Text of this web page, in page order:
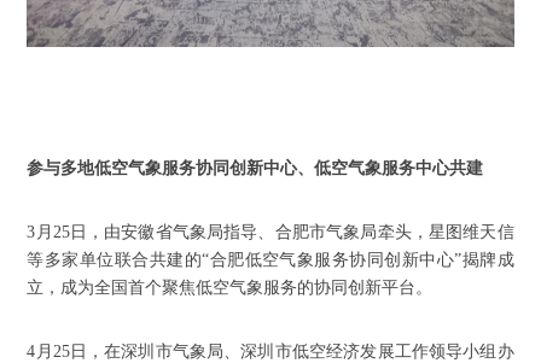
参与多地低空气象服务协同创新中心、低空气象服务中心共建
3月25日，由安徽省气象局指导、合肥市气象局牵头，星图维天信
等多家单位联合共建的“合肥低空气象服务协同创新中心”揭牌成
立，成为全国首个聚焦低空气象服务的协同创新平台。
4月25日，在深圳市气象局、深圳市低空经济发展工作领导小组办